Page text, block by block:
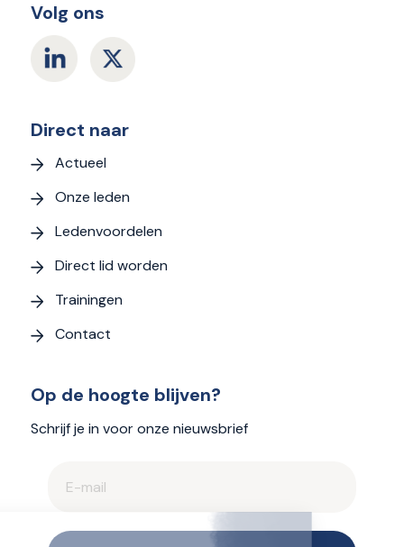
Volg ons
Direct naar
Actueel
Onze leden
Ledenvoordelen
Direct lid worden
Trainingen
Contact
Op de hoogte blijven?
Schrijf je in voor onze nieuwsbrief